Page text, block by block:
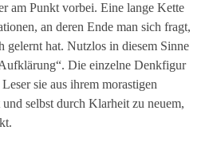
am Punkt vorbei. Eine lange Kette
an deren Ende man sich fragt,
gelernt hat. Nutzlos in diesem Sinne
Die einzelne Denkfigur
sie aus ihrem morastigen
selbst durch Klarheit zu neuem,